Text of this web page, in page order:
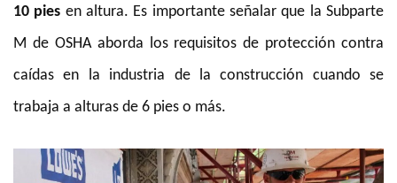
10 pies en altura. Es importante señalar que la Subparte
M de OSHA aborda los requisitos de protección contra
caídas en la industria de la construcción cuando se
trabaja a alturas de 6 pies o más.